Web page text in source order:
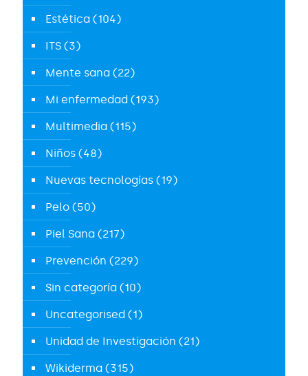
Estética (104)
ITS (3)
Mente sana (22)
Mi enfermedad (193)
Multimedia (115)
Niños (48)
Nuevas tecnologías (19)
Pelo (50)
Piel Sana (217)
Prevención (229)
Sin categoría (10)
Uncategorised (1)
Unidad de Investigación (21)
Wikiderma (315)